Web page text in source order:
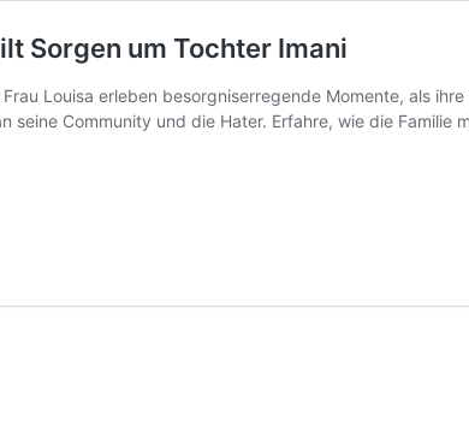
Sorgen um Tochter Imani
Louisa erleben besorgniserregende Momente, als
seine Community und die Hater. Erfahre, wie die